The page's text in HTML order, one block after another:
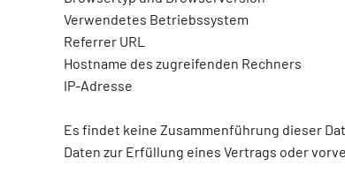
Verwendetes Betriebssystem
Referrer URL
Hostname des zugreifenden Rechners
IP-Adresse
Es findet keine Zusammenführung dieser
Daten zur Erfüllung eines Vertrags oder